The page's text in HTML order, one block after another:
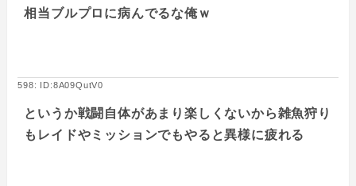
相当ブルプロに病んでるな俺ｗ
598: ID:8A09QutV0
というか戦闘自体があまり楽しくないから雑魚狩り
もレイドやミッションでもやると異様に疲れる